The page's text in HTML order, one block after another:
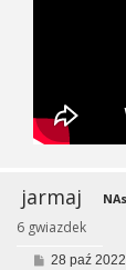
jarmaj
6 gwiazdek
P28 paź